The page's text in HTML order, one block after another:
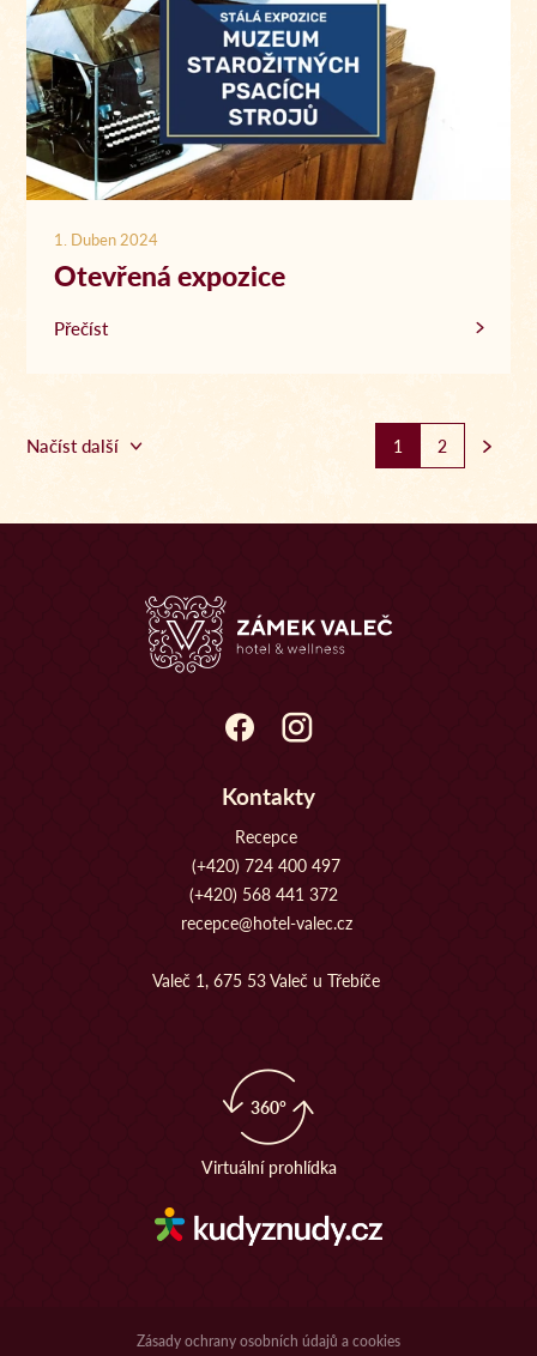
1. Duben 2024
Otevřená expozice
Přečíst
Načíst další 1 2
Kontakty
Recepce
(+420) 724 400 497
(+420) 568 441 372
recepce@hotel-valec.cz
Valeč 1, 675 53 Valeč u Třebíče
360°
Virtuální prohlídka
Zásady ochrany osobních údajů a cookies